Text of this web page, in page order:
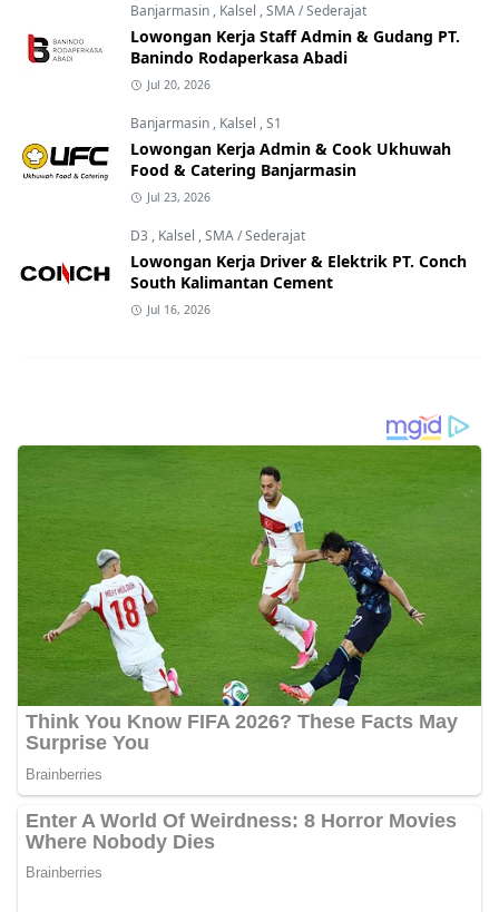
Banjarmasin , Kalsel ,SMA / Sederajat
Lowongan Kerja Staff Admin & Gudang PT.
Banindo Rodaperkasa Abadi
Jul 20, 2026
Banjarmasin , Kalsel ,S1
Lowongan Kerja Admin & Cook Ukhuwah
Food & Catering Banjarmasin
Jul 23, 2026
D3 , Kalsel ,SMA / Sederajat
Lowongan Kerja Driver & Elektrik PT. Conch
South Kalimantan Cement
Jul 16, 2026